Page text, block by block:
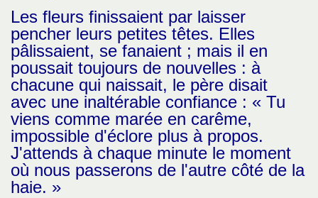
Les fleurs finissaient par laisser
pencher leurs petites têtes. Elles
pâlissaient, se fanaient ; mais il en
poussait toujours de nouvelles : à
chacune qui naissait, le père disait
avec une inaltérable confiance : « Tu
viens comme marée en carême,
impossible d'éclore plus à propos.
J'attends à chaque minute le moment
où nous passerons de l'autre côté de la
haie. »